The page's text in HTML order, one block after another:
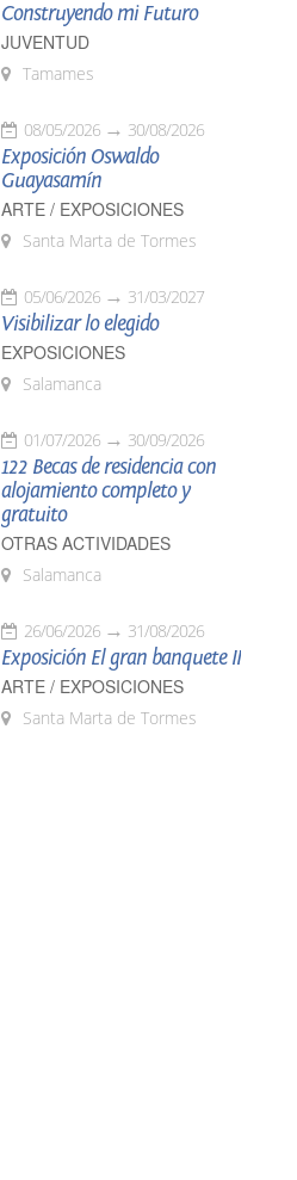
Construyendo mi Futuro
JUVENTUD
Tamames
08/05/2026 30/08/2026
Exposición Oswaldo
Guayasamín
ARTE / EXPOSICIONES
Santa Marta de Tormes
05/06/2026 31/03/2027
Visibilizar lo elegido
EXPOSICIONES
Salamanca
01/07/2026 30/09/2026
122 Becas de residencia con
alojamiento completo y
gratuito
OTRAS ACTIVIDADES
Salamanca
26/06/2026 31/08/2026
Exposición El gran banquete II
ARTE / EXPOSICIONES
Santa Marta de Tormes